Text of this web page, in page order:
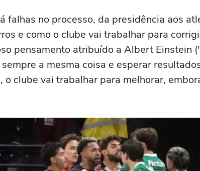
falhas no processo, da presidência aos
e como o clube vai trabalhar para
pensamento atribuído a Albert Einstein
a mesma coisa e esperar
o clube vai trabalhar para melhorar,